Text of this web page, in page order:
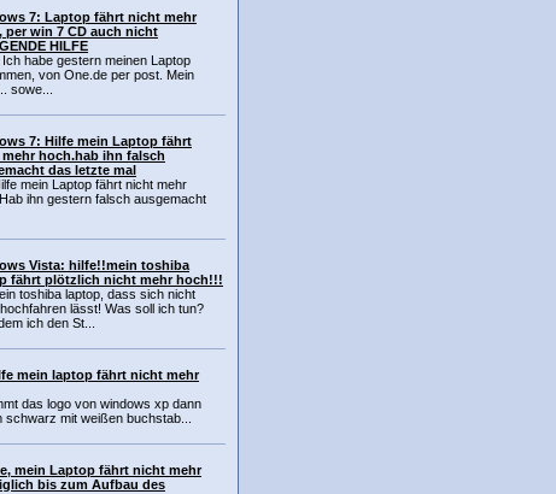
7: Laptop fährt nicht mehr
per win 7 CD auch nicht
HILFE
Ich habe gestern meinen Laptop
von One.de per post. Mein
sowe...
7: Hilfe mein Laptop fährt
hoch.hab ihn falsch
das letzte mal
mein Laptop fährt nicht mehr
ihn gestern falsch ausgemacht
Vista: hilfe!!mein toshiba
fährt plötzlich nicht mehr hoch!!!
toshiba laptop, dass sich nicht
lässt! Was soll ich tun?
ich den St...
mein laptop fährt nicht mehr
das logo von windows xp dann
schwarz mit weißen buchstab...
mein Laptop fährt nicht mehr
bis zum Aufbau des